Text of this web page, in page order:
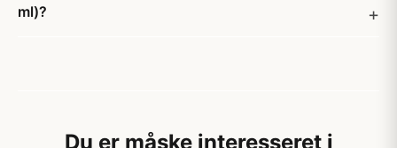
ml)?
Du er måske interesseret i